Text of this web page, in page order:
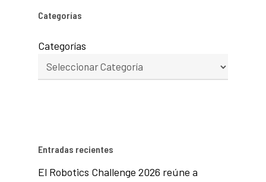
Categorías
Categorías
Entradas recientes
El Robotics Challenge 2026 reúne a